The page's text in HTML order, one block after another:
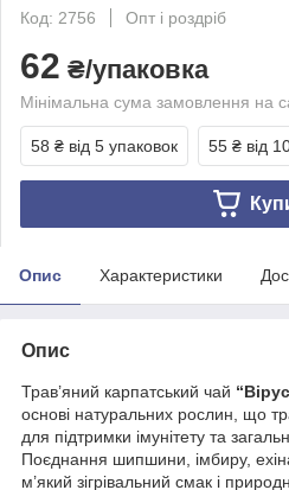
Код: 2756
Опт і роздріб
62 ₴/упаковка
Мінімальна сума замовлення на
58 ₴ від 5 упаковок 55 ₴ від
Опис Характеристики
Опис
Трав’яний карпатський чай
основі натуральних рослин, що
для підтримки імунітету та
Поєднання шипшини, імбиру,
м’який зігрівальний смак і